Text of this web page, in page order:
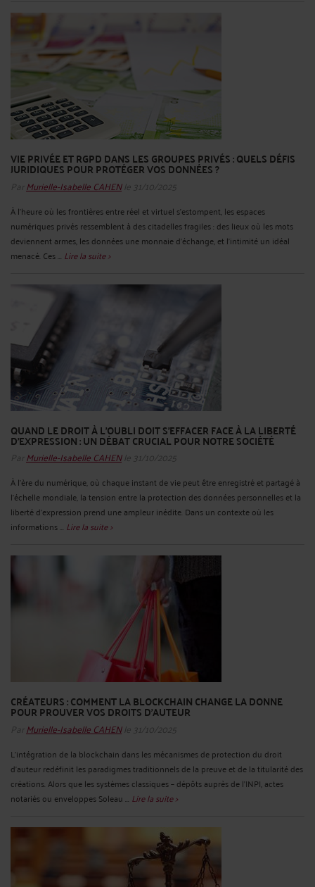
VIE PRIVÉE ET RGPD DANS LES GROUPES PRIVÉS : QUELS DÉFIS
JURIDIQUES POUR PROTÉGER VOS DONNÉES ?
Par Murielle-Isabelle CAHENle 31/10/2025
À l’heure où les frontières entre réel et virtuel s’estompent, les espaces
numériques privés ressemblent à des citadelles fragiles : des lieux où les mots
deviennent armes, les données une monnaie d’échange, et l’intimité un idéal
menacé. Ces ... Lire la suite >
QUAND LE DROIT À L’OUBLI DOIT S’EFFACER FACE À LA LIBERTÉ
D’EXPRESSION : UN DÉBAT CRUCIAL POUR NOTRE SOCIÉTÉ
Par Murielle-Isabelle CAHENle 31/10/2025
À l’ère du numérique, où chaque instant de vie peut être enregistré et partagé à
l’échelle mondiale, la tension entre la protection des données personnelles et la
liberté d’expression prend une ampleur inédite. Dans un contexte où les
informations ... Lire la suite >
CRÉATEURS : COMMENT LA BLOCKCHAIN CHANGE LA DONNE
POUR PROUVER VOS DROITS D’AUTEUR
Par Murielle-Isabelle CAHENle 31/10/2025
L’intégration de la blockchain dans les mécanismes de protection du droit
d’auteur redéfinit les paradigmes traditionnels de la preuve et de la titularité des
créations. Alors que les systèmes classiques – dépôts auprès de l’INPI, actes
notariés ou enveloppes Soleau ... Lire la suite >